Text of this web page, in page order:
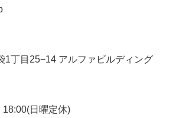
1丁目25−14 アルファビルディング
日曜定休)